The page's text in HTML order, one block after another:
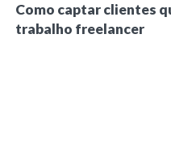
Como captar clientes
trabalho freelancer